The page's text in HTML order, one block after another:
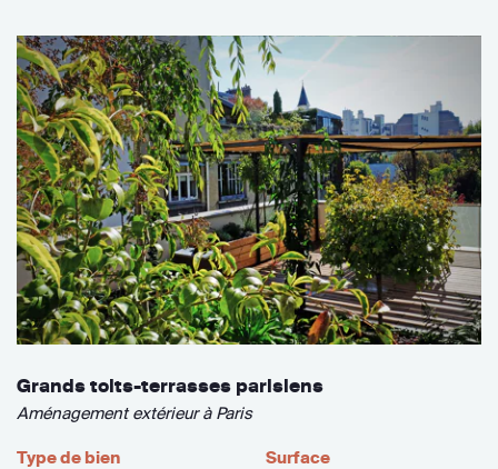
Grands toits-terrasses parisiens
Aménagement extérieur à Paris
Type de bien
Surface